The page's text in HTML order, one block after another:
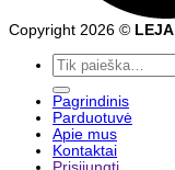
Copyright 2026 © LEJA
Ieškoti:
Pagrindinis
Parduotuvė
Apie mus
Kontaktai
Prisijungti